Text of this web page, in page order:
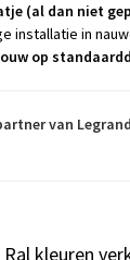
(al dan niet
installatie in
op
van
Ral kleuren